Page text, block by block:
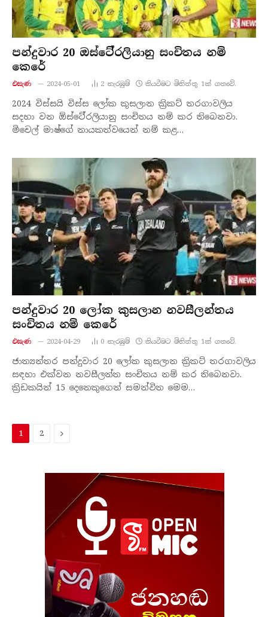
පන්දුවාර 20 ඔස්ටේ්‍රලියානු සංචිතය නම්
කෙරේ
එසැණ 2024-05-01 2 නැරඹු​ම් කියවීමට මිනිත්තු 1ක් ගතවේ.
2024 විස්සයි විස්ස ලෝක කුසලාන ක්‍රිකට් තරගාවලිය
සදහා වන ඕස්ටේ්‍රලියානු සංචිතය නම් කර තිබෙනවා.
මිචෙල් මාෂ්ගේ නායකත්වයෙන් නම් කළ…
පන්දුවාර 20 ලෝක කුසලාන නවසීලන්තය
සංචිතය නම් කෙරේ
එසැණ 2024-04-29 0 නැරඹු​ම් කියවීමට මිනිත්තු 1ක් ගතවේ.
ජාත්‍යන්තර පන්දුවාර 20 ලෝක කුසලාන ක්‍රිකට් තරගාවලිය
සඳහා එක්වන නවසීලන්ත සංචිතය නම් කර තිබෙනවා.
ක්‍රිඩකයින් 15 දෙනෙකුගෙන් සමන්විත මෙම…
1 2
ඊළ​